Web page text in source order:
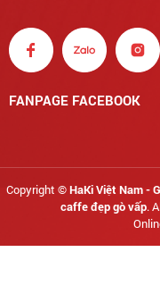
FANPAGE FACEBOOK
Copyright ©HaKi Việt Nam -
caffe đẹp gò vấp.